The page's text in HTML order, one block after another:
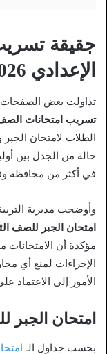
جقيقة
الإعدادي 2026
تداولت بعض الصفحات
تسريب امتحانات الصف
الطلاب لامتحان
حالة من الجدل بين
في أكثر من محافظة
وأوضحت مديرية
امتحان الجبر للصف الثالث الإعدادي
مؤكدة أن الامتحانات
الإجراءات لمنع أي
الأمور إلى الاعتماد
امتحان الجبر
بحسب جداول الـ